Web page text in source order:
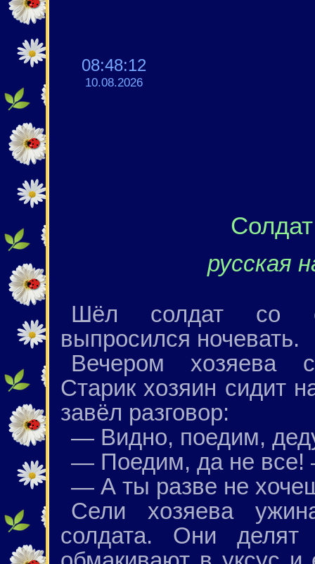
08:48:13
10.08.2026
русская
Шёл солдат со
выпросился ночевать.
Вечером хозяева
Старик хозяин сидит
завёл разговор:
— Видно, поедим,
— Поедим, да не все!
— А ты разве не
Сели хозяева
солдата. Они делят